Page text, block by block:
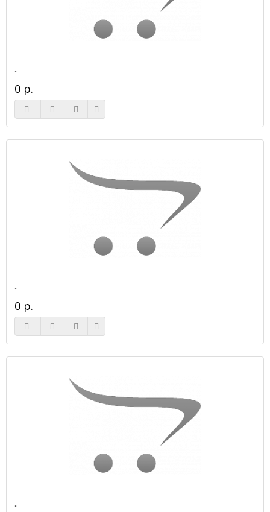
..
0 р.
..
0 р.
..